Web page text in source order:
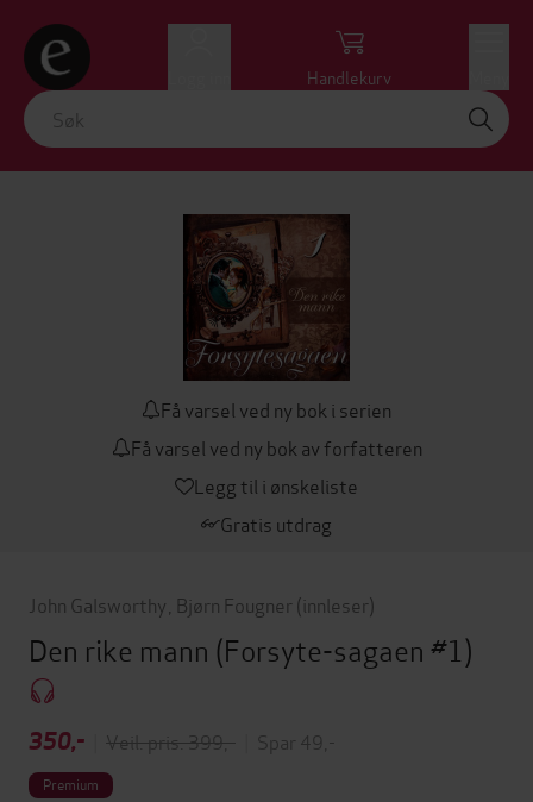
Handlekurv
Få varsel ved ny bok i serien
Få varsel ved ny bok av forfatteren
Legg til i ønskeliste
Gratis utdrag
John Galsworthy Bjørn Fougner (innleser)
Den rike mann (Forsyte-sagaen #1)
350,- Veil. pris: 399,- Spar 49,-
Premium